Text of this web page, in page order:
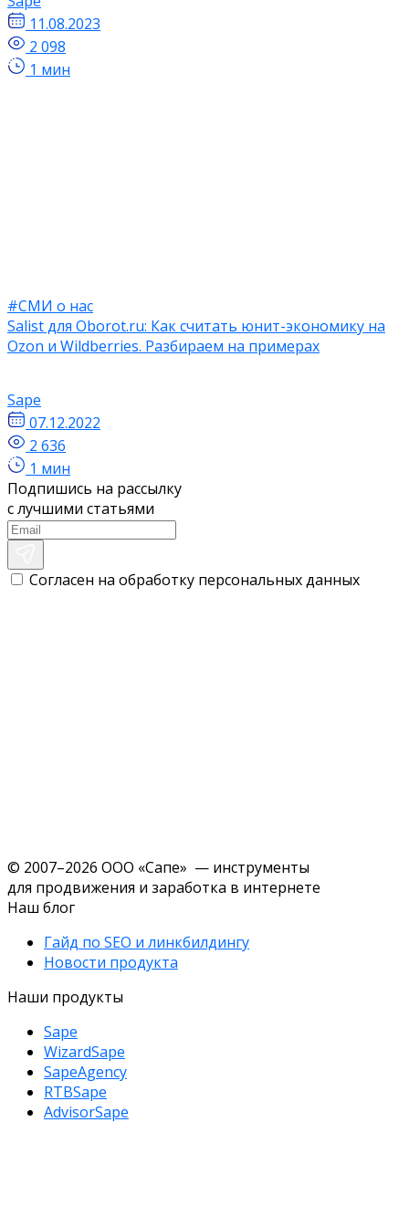
11.08.2023
2 098
1 мин
#СМИ о нас
Salist для Oborot.ru: Как считать юнит-экономику на
Ozon и Wildberries. Разбираем на примерах
Sape
07.12.2022
2 636
1 мин
Подпишись на рассылку
с лучшими статьями
Согласен на обработку персональных данных
© 2007–2026 ООО «Сапе» — инструменты
для продвижения и заработка в интернете
Наш блог
Гайд по SEO и линкбилдингу
Новости продукта
Наши продукты
Sape
WizardSape
SapeAgency
RTBSape
AdvisorSape